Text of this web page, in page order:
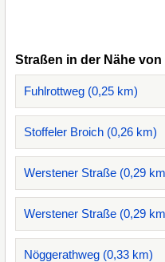
Straßen in der Nähe
Fuhlrottweg (0,25 km)
Stoffeler Broich (0,26 km)
Werstener Straße (0,29
Werstener Straße (0,29
Nöggerathweg (0,33 km)